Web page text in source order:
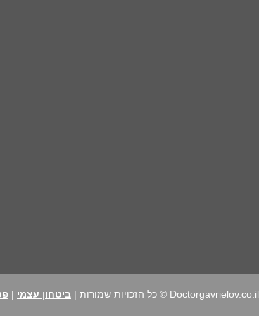
Doctorgavrielov.co.il © כל הזכויות שמורות | ביטחון עצמי |